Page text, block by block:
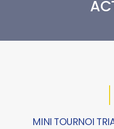
MINI TOURNOI